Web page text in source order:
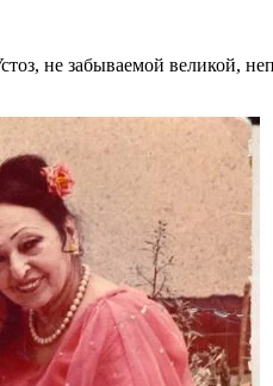
не забываемой великой,